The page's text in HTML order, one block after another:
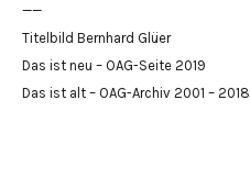
——
Titelbild Bernhard Glüer
Das ist neu – OAG-Seite 2019
Das ist alt – OAG-Archiv 2001 – 2018